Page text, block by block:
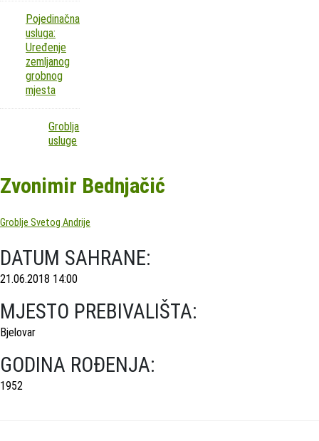
Pojedinačna
usluga:
Uređenje
zemljanog
grobnog
mjesta
Groblja
usluge
Zvonimir Bednjačić
Groblje Svetog Andrije
DATUM SAHRANE:
21.06.2018 14:00
MJESTO PREBIVALIŠTA:
Bjelovar
GODINA ROĐENJA:
1952